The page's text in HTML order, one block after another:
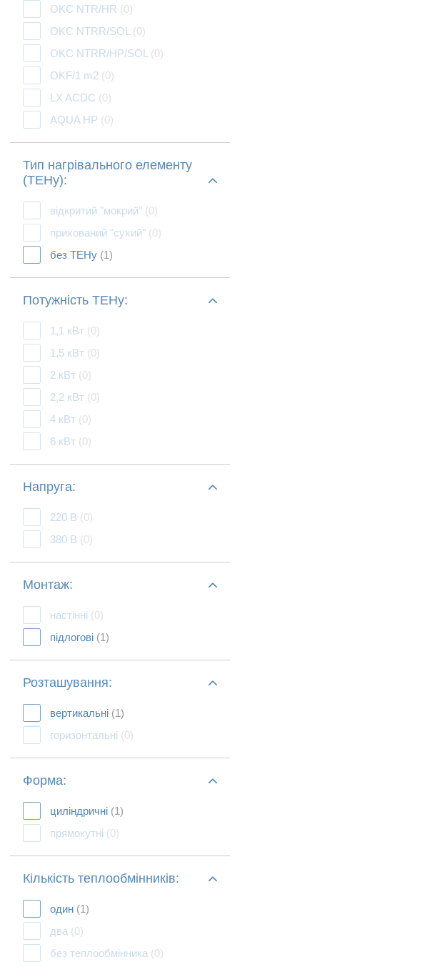
OKC NTR/HR (0)
OKC NTRR/SOL (0)
OKC NTRR/HP/SOL (0)
OKF/1 m2 (0)
LX ACDC (0)
AQUA HP (0)
Тип нагрівального елементу
(ТЕНу):
відкритий "мокрий" (0)
прихований "сухий" (0)
без ТЕНу (1)
Потужність ТЕНу:
1,1 кВт (0)
1,5 кВт (0)
2 кВт (0)
2,2 кВт (0)
4 кВт (0)
6 кВт (0)
Напруга:
220 В (0)
380 В (0)
Монтаж:
настінні (0)
підлогові (1)
Розташування:
вертикальні (1)
горизонтальні (0)
Форма:
циліндричні (1)
прямокутні (0)
Кількість теплообмінників:
один (1)
два (0)
без теплообмінника (0)